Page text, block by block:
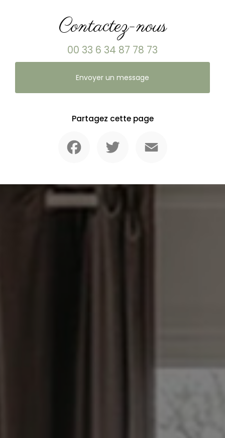
Contactez-nous
00 33 6 34 87 78 73
Envoyer un message
Partagez cette page